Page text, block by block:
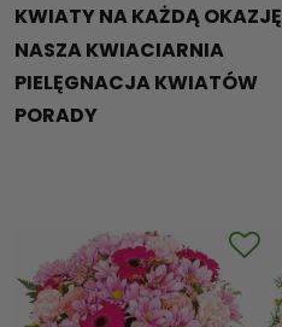
KWIATY NA KAŻDĄ OKAZJĘ
NASZA KWIACIARNIA
PIELĘGNACJA KWIATÓW
PORADY